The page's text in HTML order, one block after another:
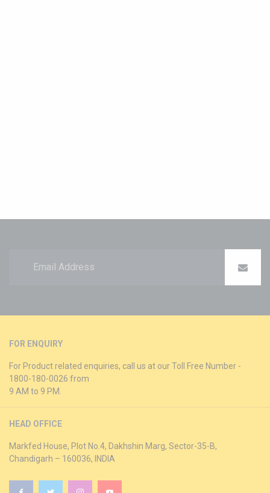
FOR ENQUIRY
For Product related enquiries, call us at our Toll Free Number -
1800-180-0026 from
9 AM to 9 PM.
HEAD OFFICE
Markfed House, Plot No.4, Dakhshin Marg, Sector-35-B,
Chandigarh – 160036, INDIA